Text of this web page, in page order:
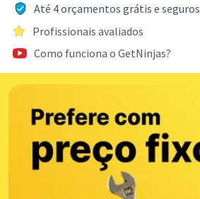
Até 4 orçamentos grátis e seguros
Profissionais avaliados
Como funciona o GetNinjas?